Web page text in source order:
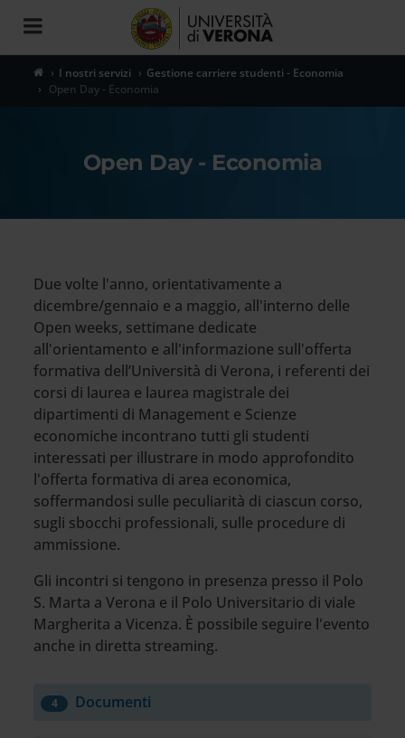
Toggle
navigation
I nostri servizi
Gestione carriere studenti - Economia
Open Day - Economia
Open Day - Economia
Due volte l'anno, orientativamente a
dicembre/gennaio e a maggio, all'interno delle
Open weeks, settimane dedicate
all'orientamento e all'informazione sull'offerta
formativa dell’Università di Verona, i referenti dei
corsi di laurea e laurea magistrale dei
dipartimenti di Management e Scienze
economiche incontrano tutti gli studenti
interessati per illustrare in modo approfondito
l'offerta formativa di area economica,
soffermandosi sulle peculiarità di ciascun corso,
sugli sbocchi professionali, sulle procedure di
ammissione.
Gli incontri si tengono in presenza presso il Polo
S. Marta a Verona e il Polo Universitario di viale
Margherita a Vicenza. È possibile seguire l'evento
anche in diretta streaming.
4 Documenti